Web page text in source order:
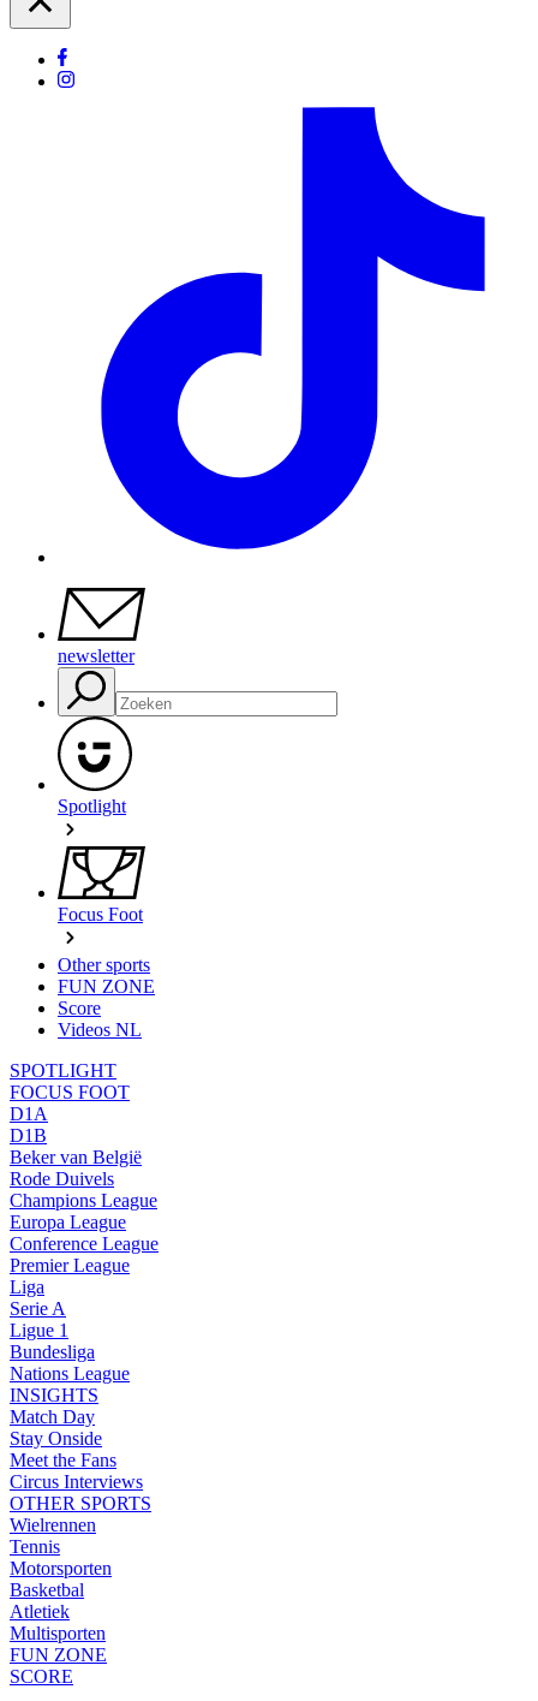
newsletter
Spotlight
Focus Foot
Other sports
FUN ZONE
Score
Videos NL
SPOTLIGHT
FOCUS FOOT
D1A
D1B
Beker van België
Rode Duivels
Champions League
Europa League
Conference League
Premier League
Liga
Serie A
Ligue 1
Bundesliga
Nations League
INSIGHTS
Match Day
Stay Onside
Meet the Fans
Circus Interviews
OTHER SPORTS
Wielrennen
Tennis
Motorsporten
Basketbal
Atletiek
Multisporten
FUN ZONE
SCORE